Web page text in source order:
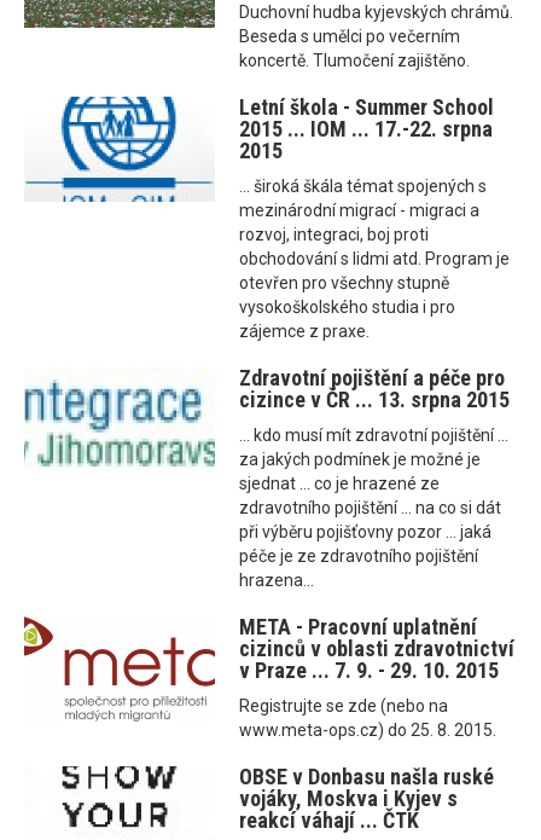
Duchovní hudba kyjevských chrámů.
Beseda s umělci po večerním
koncertě. Tlumočení zajištěno.
Letní škola - Summer School
2015 ... IOM ... 17.-22. srpna
2015
... široká škála témat spojených s
mezinárodní migrací - migraci a
rozvoj, integraci, boj proti
obchodování s lidmi atd. Program je
otevřen pro všechny stupně
vysokoškolského studia i pro
zájemce z praxe.
Zdravotní pojištění a péče pro
cizince v ČR ... 13. srpna 2015
... kdo musí mít zdravotní pojištění ...
za jakých podmínek je možné je
sjednat ... co je hrazené ze
zdravotního pojištění ... na co si dát
při výběru pojišťovny pozor ... jaká
péče je ze zdravotního pojištění
hrazena...
META - Pracovní uplatnění
cizinců v oblasti zdravotnictví
v Praze ... 7. 9. - 29. 10. 2015
Registrujte se zde (nebo na
www.meta-ops.cz) do 25. 8. 2015.
OBSE v Donbasu našla ruské
vojáky, Moskva i Kyjev s
reakcí váhají ... ČTK